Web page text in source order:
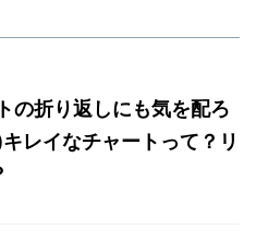
折り返しにも気を配ろ
レイなチャートって？リ